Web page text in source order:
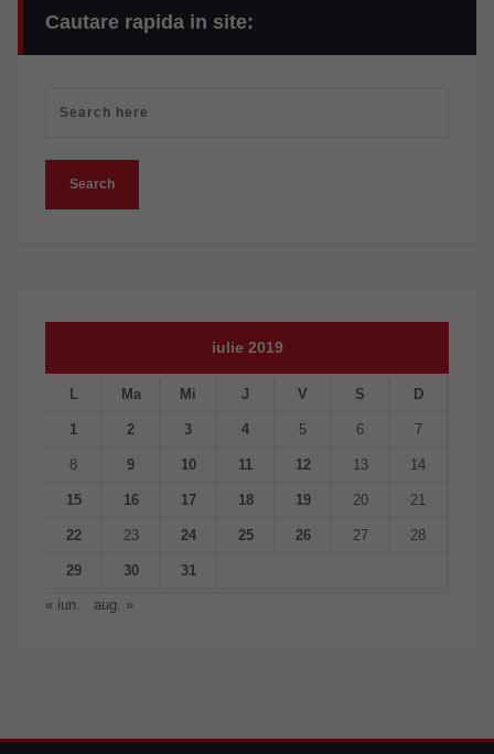
Cautare rapida in site:
iulie 2019
L Ma Mi J V S D
1 2 3 4 5 6 7
8 9 10 11 12 13 14
15 16 17 18 19 20 21
22 23 24 25 26 27 28
29 30 31
« iun. aug. »